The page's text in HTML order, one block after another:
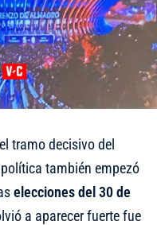
tramo decisivo del
también empezó
elecciones del 30 de
a aparecer fuerte fue